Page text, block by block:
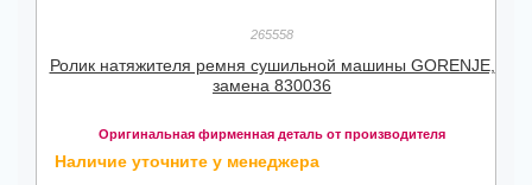
265558
Ролик натяжителя ремня сушильной машины GORENJE,
замена 830036
Оригинальная фирменная деталь от производителя
Наличие уточните у менеджера